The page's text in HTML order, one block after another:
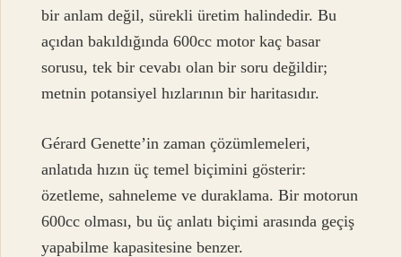
bir anlam değil, sürekli üretim halindedir. Bu
açıdan bakıldığında 600cc motor kaç basar
sorusu, tek bir cevabı olan bir soru değildir;
metnin potansiyel hızlarının bir haritasıdır.
Gérard Genette’in zaman çözümlemeleri,
anlatıda hızın üç temel biçimini gösterir:
özetleme, sahneleme ve duraklama. Bir motorun
600cc olması, bu üç anlatı biçimi arasında geçiş
yapabilme kapasitesine benzer.